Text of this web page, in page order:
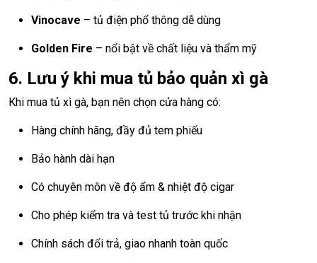
Vinocave – tủ điện phổ thông dễ dùng
Golden Fire – nổi bật về chất liệu và thẩm mỹ
6. Lưu ý khi mua tủ bảo quản xì gà
Khi mua tủ xì gà, bạn nên chọn cửa hàng có:
Hàng chính hãng, đầy đủ tem phiếu
Bảo hành dài hạn
Có chuyên môn về độ ẩm & nhiệt độ cigar
Cho phép kiểm tra và test tủ trước khi nhận
Chính sách đổi trả, giao nhanh toàn quốc